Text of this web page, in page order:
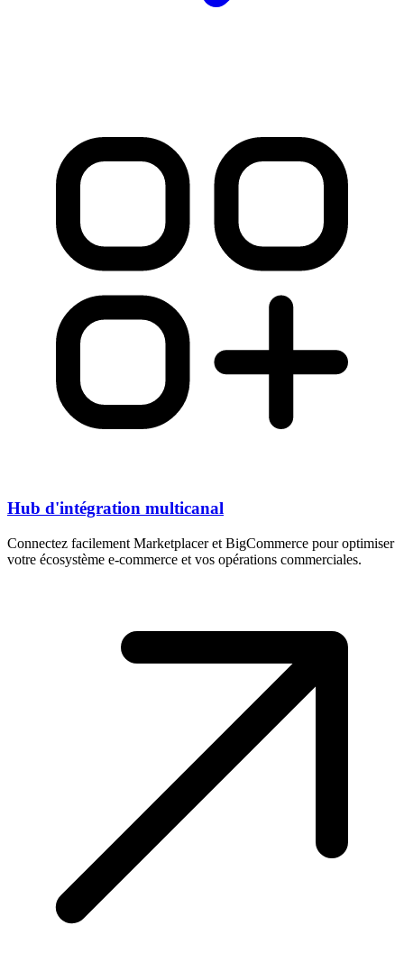
Hub d'intégration multicanal
Connectez facilement Marketplacer et BigCommerce pour optimiser
votre écosystème e-commerce et vos opérations commerciales.